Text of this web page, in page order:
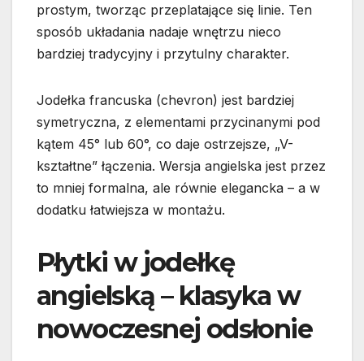
prostym, tworząc przeplatające się linie. Ten
sposób układania nadaje wnętrzu nieco
bardziej tradycyjny i przytulny charakter.
Jodełka francuska (chevron) jest bardziej
symetryczna, z elementami przycinanymi pod
kątem 45° lub 60°, co daje ostrzejsze, „V-
kształtne” łączenia. Wersja angielska jest przez
to mniej formalna, ale równie elegancka – a w
dodatku łatwiejsza w montażu.
Płytki w jodełkę
angielską – klasyka w
nowoczesnej odsłonie